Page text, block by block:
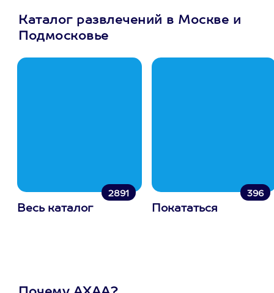
Каталог развлечений в Москве и
Подмосковье
2891
Весь каталог
396
Покататься